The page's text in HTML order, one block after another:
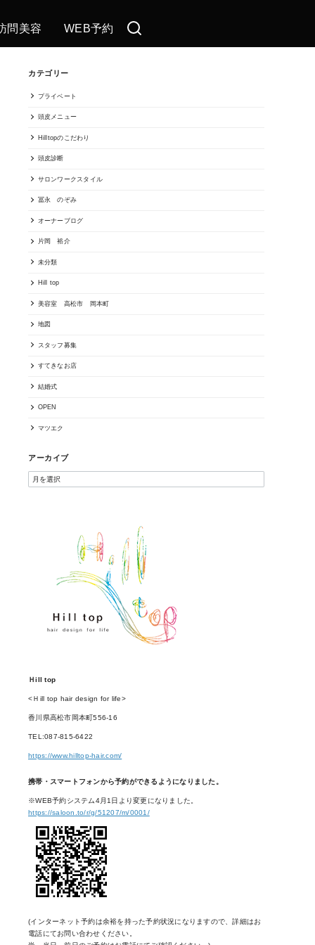
問美容 WEB予約
カテゴリー
プライベート
頭皮メニュー
Hilltopのこだわり
頭皮診断
サロンワークスタイル
冨永 のぞみ
オーナーブログ
片岡 裕介
未分類
Hill top
美容室 高松市 岡本町
地図
スタッフ募集
すてきなお店
結婚式
OPEN
マツエク
アーカイブ
Ｈill top
<Ｈill top hair design for life>
香川県高松市岡本町556-16
TEL:087-815-6422
https://www.hilltop-hair.com/
携帯・スマートフォンから予約ができるようになりました。
※WEB予約システム4月1日より変更になりました。
https://saloon.to/r/g/51207/m/0001/
(インターネット予約は余裕を持った予約状況になりますので、詳細はお
電話にてお問い合わせください。